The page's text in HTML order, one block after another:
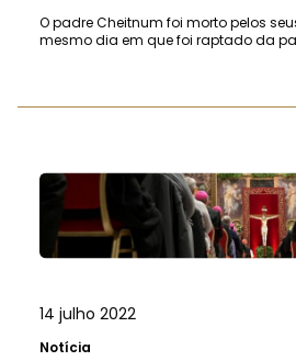
O padre Cheitnum foi morto pelos
mesmo dia em que foi raptado da
14 julho 2022
Notícia